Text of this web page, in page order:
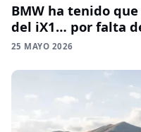
BMW ha tenido
del iX1… por falta
25 MAYO 2026